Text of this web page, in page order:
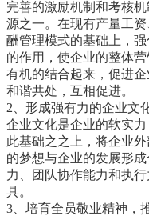
完善的激励机制和考核
源之一。在现有产量工
酬管理模式的基础上，
的作用，使企业的整体
有机的结合起来，促进
和谐共处，互相促进。
2、形成强有力的企业文
企业文化是企业的软实
此基础之之上，将企业
的梦想与企业的发展形
力、团队协作能力和执
具。
3、培育全员敬业精神，